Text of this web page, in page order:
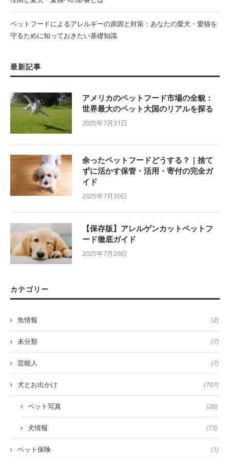
ペットフードによるアレルギーの原因と対策：あなたの愛犬・愛猫を
守るために知っておきたい基礎知識
最新記事
アメリカのペットフード市場の全貌：
世界最大のペット大国のリアルを探る
2025年7月31日
余ったペットフードどうする？｜捨て
ずに活かす保管・活用・寄付の完全ガ
イド
2025年7月30日
【保存版】アレルゲンカットペットフ
ード徹底ガイド
2025年7月29日
カテゴリー
魚情報 (2)
未分類 (7)
芸能人 (7)
犬とお出かけ (707)
ペット写真 (26)
犬情報 (73)
ペット保険 (1)